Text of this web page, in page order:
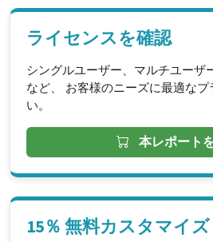
ライセンスを確認
シングルユーザー、マルチユーザ
など、 お客様のニーズに最適な
い。
本レポート
15％ 無料カスタマイズ